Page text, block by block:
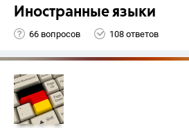
Иностранные языки
66 вопросов 108 ответов